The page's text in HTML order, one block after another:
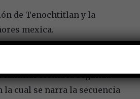
de Tenochtitlan y la
mexica.
láminas forma la segunda
la cual se narra la secuencia